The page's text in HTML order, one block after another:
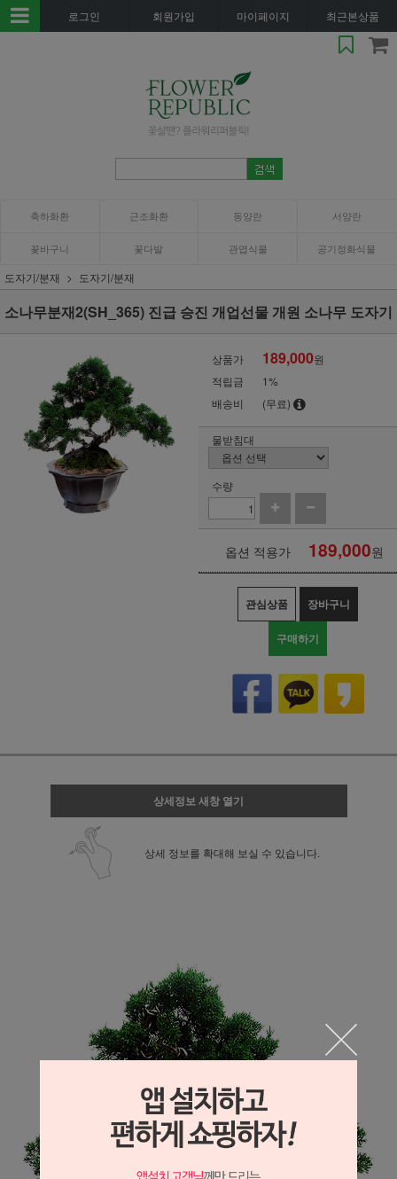
로그인 회원가입 마이페이지 최근본상품
축하화환 근조화환 동양란 서양란
꽃바구니 꽃다발 관엽식물 공기정화식물
도자기/분재 도자기/분재
소나무분재2(SH_365) 진급 승진 개업선물 개원 소나무 도자기
상품가 189,000원
적립금
1%
배송비
(무료)
물받침대
수량
옵션 적용가 189,000원
관심상품 장바구니
구매하기
상세정보 새창 열기
상세 정보를 확대해 보실 수 있습니다.